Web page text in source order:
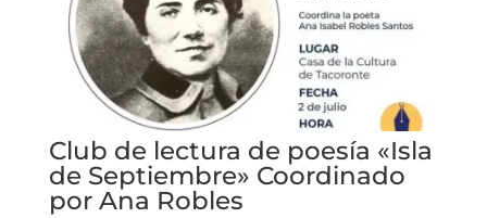
Club de lectura de poesía «Isla
de Septiembre» Coordinado
por Ana Robles